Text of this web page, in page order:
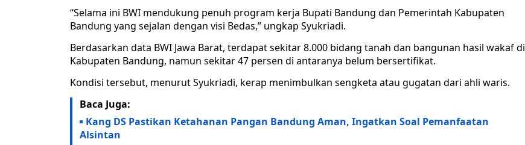
“Selama ini BWI mendukung penuh program kerja Bupati Bandung dan Pemerintah Kabupaten
Bandung yang sejalan dengan visi Bedas,” ungkap Syukriadi.
Berdasarkan data BWI Jawa Barat, terdapat sekitar 8.000 bidang tanah dan bangunan hasil wakaf di
Kabupaten Bandung, namun sekitar 47 persen di antaranya belum bersertifikat.
Kondisi tersebut, menurut Syukriadi, kerap menimbulkan sengketa atau gugatan dari ahli waris.
Baca Juga:
Kang DS Pastikan Ketahanan Pangan Bandung Aman, Ingatkan Soal Pemanfaatan
Alsintan